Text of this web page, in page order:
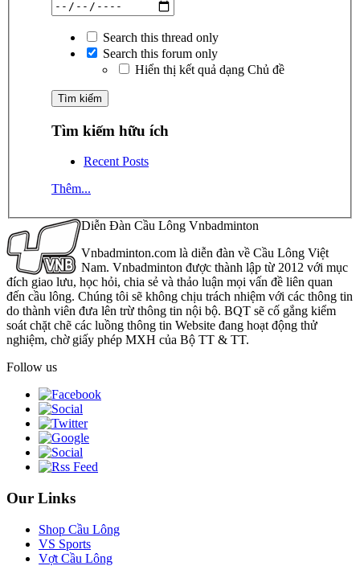
Search this thread only
Search this forum only
Hiển thị kết quả dạng Chủ đề
Tìm kiếm hữu ích
Recent Posts
Thêm...
Diễn Đàn Cầu Lông Vnbadminton
Vnbadminton.com là diễn đàn về Cầu Lông Việt
Nam. Vnbadminton được thành lập từ 2012 với mục
đích giao lưu, học hỏi, chia sẻ và thảo luận mọi vấn đề liên quan
đến cầu lông. Chúng tôi sẽ không chịu trách nhiệm với các thông tin
do thành viên đưa lên trừ thông tin nội bộ. BQT sẽ cố gắng kiểm
soát chặt chẽ các luồng thông tin Website đang hoạt động thử
nghiệm, chờ giấy phép MXH của Bộ TT & TT.
Follow us
Our Links
Shop Cầu Lông
VS Sports
Vợt Cầu Lông